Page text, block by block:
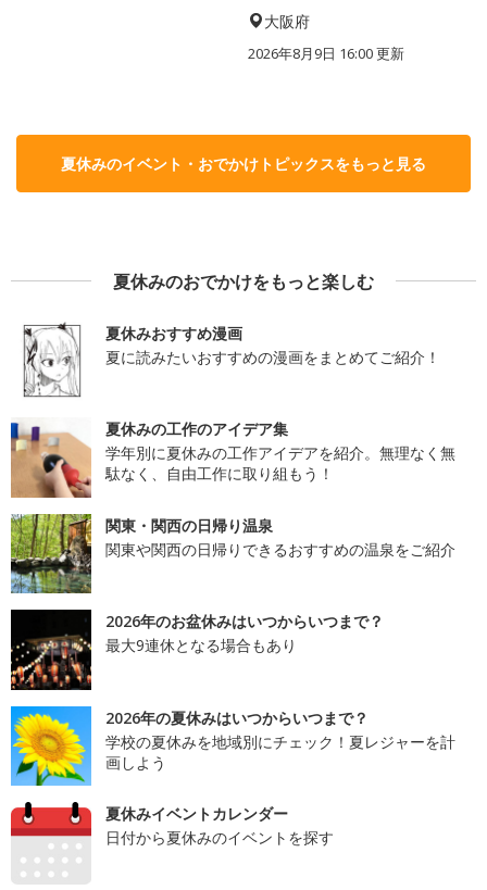
大阪府
2026年8月9日 16:00更新
夏休みのイベント・おでかけトピックスをもっと見る
夏休みのおでかけをもっと楽しむ
夏休みおすすめ漫画
夏に読みたいおすすめの漫画をまとめてご紹介！
夏休みの工作のアイデア集
学年別に夏休みの工作アイデアを紹介。無理なく無
駄なく、自由工作に取り組もう！
関東・関西の日帰り温泉
関東や関西の日帰りできるおすすめの温泉をご紹介
2026年のお盆休みはいつからいつまで？
最大9連休となる場合もあり
2026年の夏休みはいつからいつまで？
学校の夏休みを地域別にチェック！夏レジャーを計
画しよう
夏休みイベントカレンダー
日付から夏休みのイベントを探す